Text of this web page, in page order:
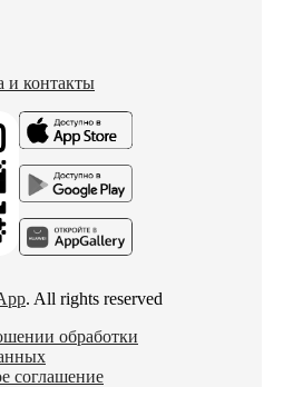
и контакты
. All rights reserved
обработки
соглашение